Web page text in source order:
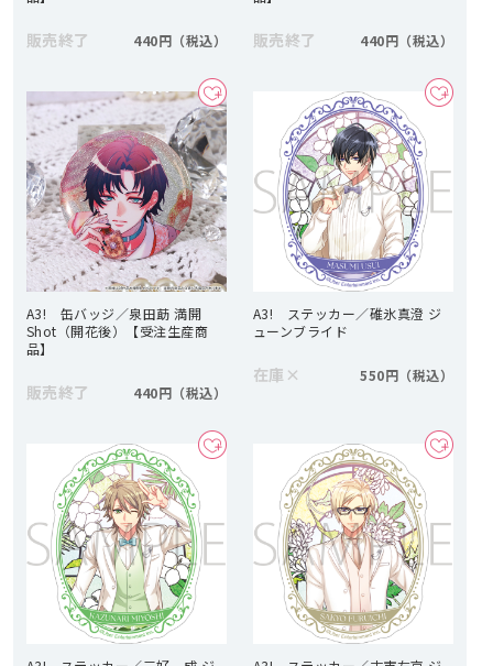
販売終了 440円 販売終了 440円
A3! 缶バッジ／泉田莇 満開
Shot（開花後）【受注生産商
品】
販売終了 440円
A3! ステッカー／碓氷真澄 ジ
ューンブライド
在庫 × 550円